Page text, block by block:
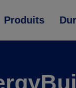
Produits